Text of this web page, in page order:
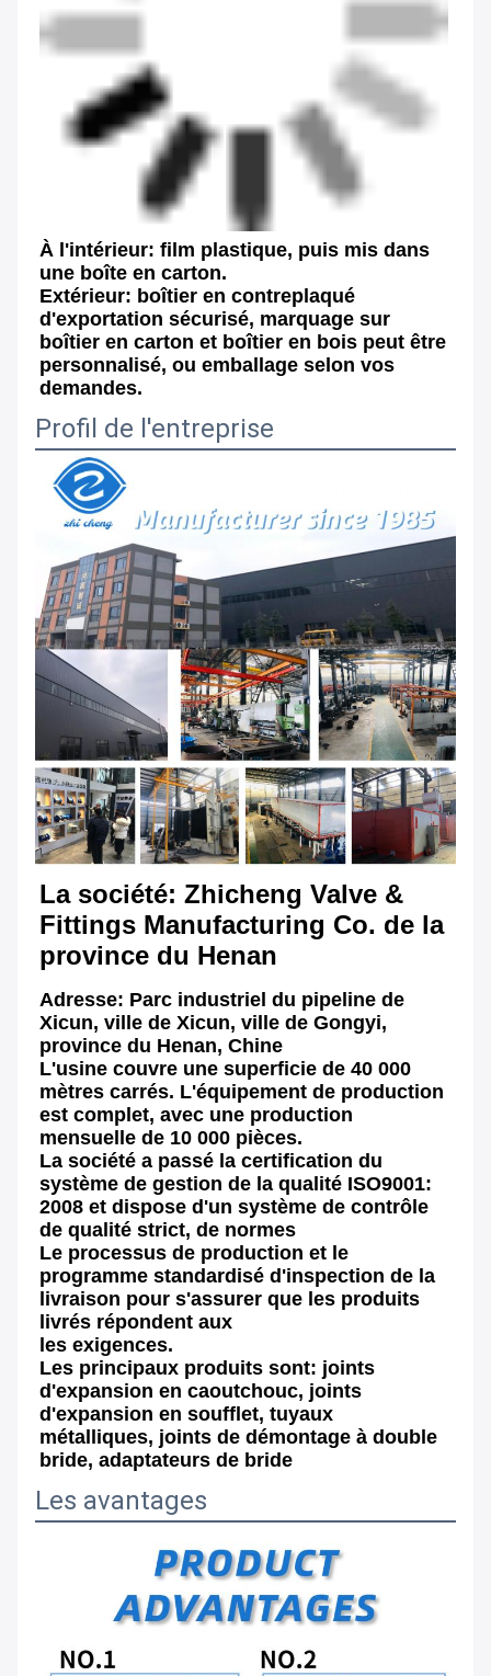
À l'intérieur: film plastique, puis mis dans
une boîte en carton.
Extérieur: boîtier en contreplaqué
d'exportation sécurisé, marquage sur
boîtier en carton et boîtier en bois peut être
personnalisé, ou emballage selon vos
demandes.
Profil de l'entreprise
La société: Zhicheng Valve &
Fittings Manufacturing Co. de la
province du Henan
Adresse: Parc industriel du pipeline de
Xicun, ville de Xicun, ville de Gongyi,
province du Henan, Chine
L'usine couvre une superficie de 40 000
mètres carrés. L'équipement de production
est complet, avec une production
mensuelle de 10 000 pièces.
La société a passé la certification du
système de gestion de la qualité ISO9001:
2008 et dispose d'un système de contrôle
de qualité strict, de normes
Le processus de production et le
programme standardisé d'inspection de la
livraison pour s'assurer que les produits
livrés répondent aux
les exigences.
Les principaux produits sont: joints
d'expansion en caoutchouc, joints
d'expansion en soufflet, tuyaux
métalliques, joints de démontage à double
bride, adaptateurs de bride
Les avantages